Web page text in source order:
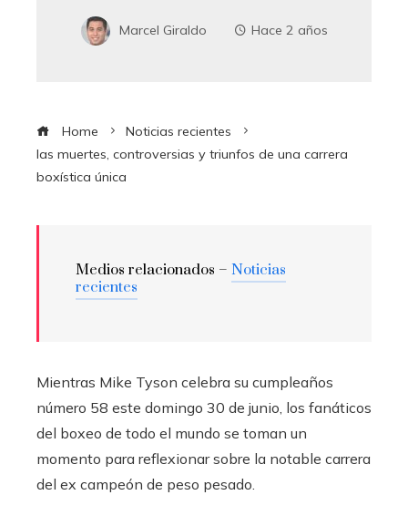
Marcel Giraldo Hace 2 años
Home
Noticias recientes
las muertes, controversias y triunfos de una carrera
boxística única
Medios relacionados – Noticias
recientes
Mientras Mike Tyson celebra su cumpleaños
número 58 este domingo 30 de junio, los fanáticos
del boxeo de todo el mundo se toman un
momento para reflexionar sobre la notable carrera
del ex campeón de peso pesado.